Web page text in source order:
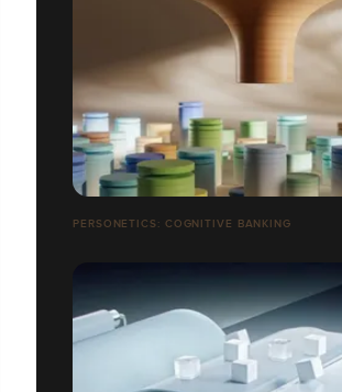
PERSONETICS: COGNITIVE BANKING